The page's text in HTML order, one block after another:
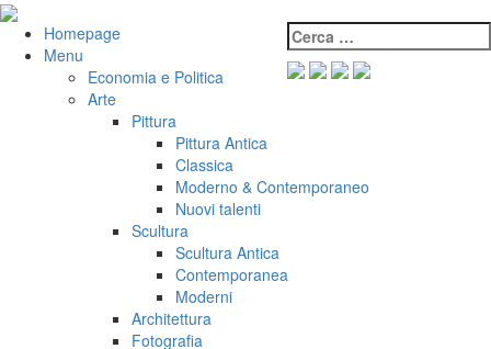
Salta
contenuto
VeniVidiVici Cerca:
Homepage
Menu
Economia e Politica
Arte
Pittura
Pittura Antica
Classica
Moderno & Contemporaneo
Nuovi talenti
Scultura
Scultura Antica
Contemporanea
Moderni
Architettura
Fotografia